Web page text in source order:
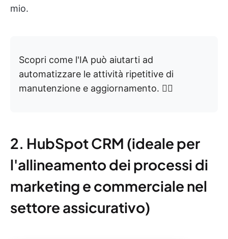
mio.
Scopri come l'IA può aiutarti ad
automatizzare le attività ripetitive di
manutenzione e aggiornamento. 👇🏼
2. HubSpot CRM (ideale per
l'allineamento dei processi di
marketing e commerciale nel
settore assicurativo)